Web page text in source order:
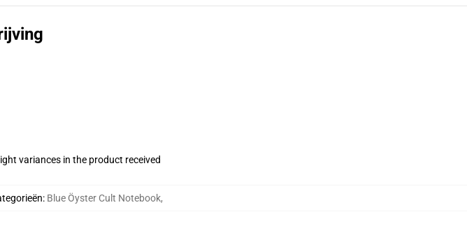
variances in the product received
: Blue Öyster Cult Notebook,